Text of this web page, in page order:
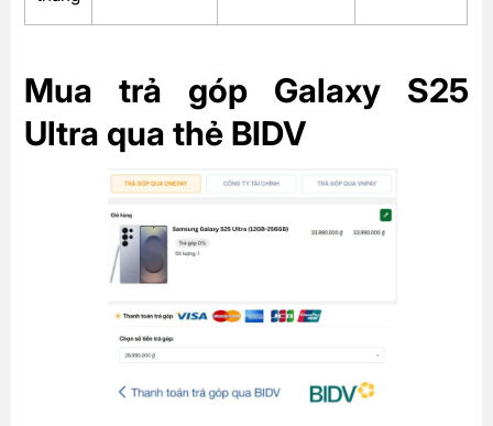
Mua trả góp Galaxy S25
Ultra qua thẻ BIDV